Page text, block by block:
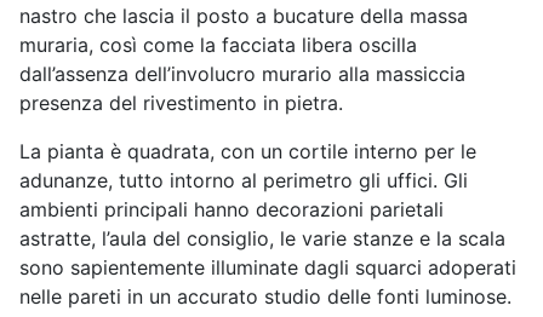
nastro che lascia il posto a bucature della massa
muraria, così come la facciata libera oscilla
dall’assenza dell’involucro murario alla massiccia
presenza del rivestimento in pietra.
La pianta è quadrata, con un cortile interno per le
adunanze, tutto intorno al perimetro gli uffici. Gli
ambienti principali hanno decorazioni parietali
astratte, l’aula del consiglio, le varie stanze e la scala
sono sapientemente illuminate dagli squarci adoperati
nelle pareti in un accurato studio delle fonti luminose.